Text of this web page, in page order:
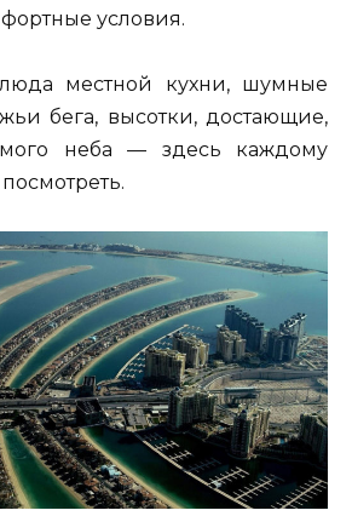
условия.
местной кухни, шумные
бега, высотки, достающие,
неба — здесь каждому